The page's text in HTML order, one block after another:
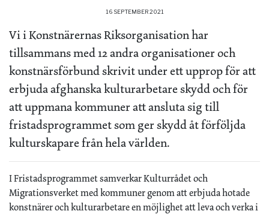
16 SEPTEMBER 2021
Vi i Konstnärernas Riksorganisation har
tillsammans med 12 andra organisationer och
konstnärsförbund skrivit under ett upprop för att
erbjuda afghanska kulturarbetare skydd och för
att uppmana kommuner att ansluta sig till
fristadsprogrammet som ger skydd åt förföljda
kulturskapare från hela världen.
I Fristadsprogrammet samverkar Kulturrådet och
Migrationsverket med kommuner genom att erbjuda hotade
konstnärer och kulturarbetare en möjlighet att leva och verka i